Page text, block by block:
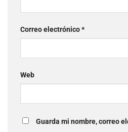
Correo electrónico*
Web
Guarda mi nombre, correo